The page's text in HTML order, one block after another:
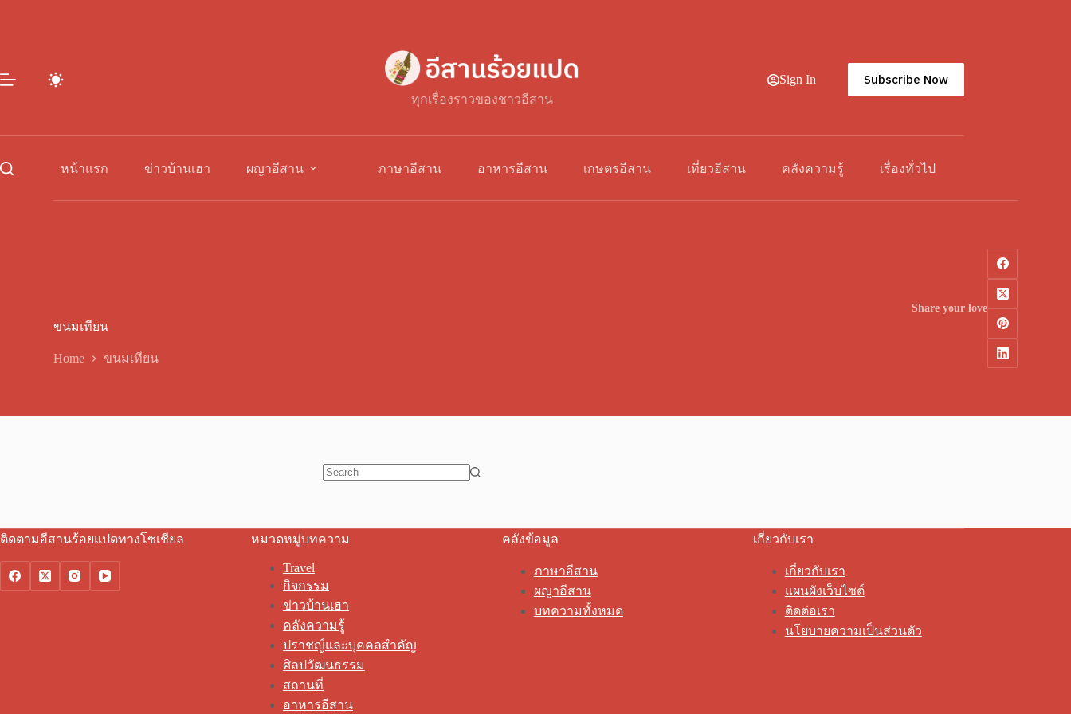
ทุกเรื่องราวของชาวอีสาน
Sign In Subscribe Now
หน้าแรก ข่าวบ้านเฮา ผญาอีสาน ภาษาอีสาน อาหารอีสาน เกษตรอีสาน เที่ยวอีสาน คลังความรู้ เรื่องทั่วไป
ขนมเทียน
Home ขนมเทียน
Share your love
ติดตามอีสานร้อยแปดทางโซเชียล หมวดหมู่บทความ
Travel
กิจกรรม
ข่าวบ้านเฮา
คลังความรู้
ปราชญ์และบุคคลสำคัญ
ศิลปวัฒนธรรม
สถานที่
อาหารอีสาน
คลังข้อมูล
ภาษาอีสาน
ผญาอีสาน
บทความทั้งหมด
เกี่ยวกับเรา
เกี่ยวกับเรา
แผนผังเว็บไซต์
ติดต่อเรา
นโยบายความเป็นส่วนตัว